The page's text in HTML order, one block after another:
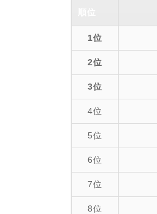
1位
2位
3位
4位
5位
6位
7位
8位